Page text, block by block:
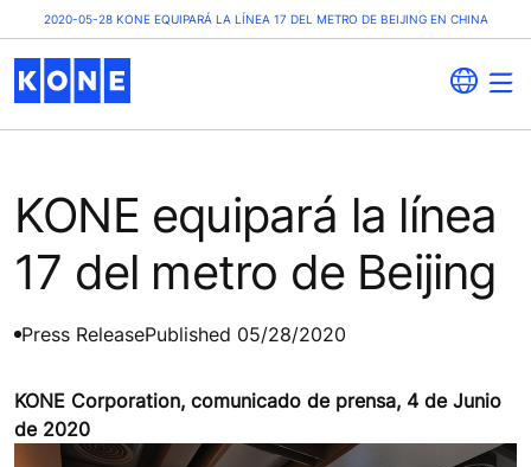
2020-05-28 KONE EQUIPARÁ LA LÍNEA 17 DEL METRO DE BEIJING EN CHINA
KONE equipará la línea
17 del metro de Beijing
Press ReleasePublished 05/28/2020
KONE Corporation, comunicado de prensa, 4 de Junio
de 2020